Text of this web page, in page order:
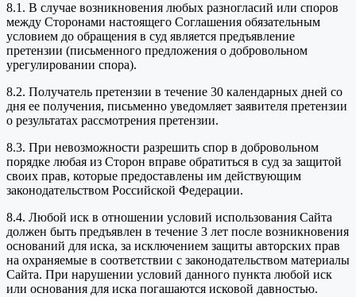
8.1. В случае возникновения любых разногласий или споров
между Сторонами настоящего Соглашения обязательным
условием до обращения в суд является предъявление
претензии (письменного предложения о добровольном
урегулировании спора).
8.2. Получатель претензии в течение 30 календарных дней со
дня ее получения, письменно уведомляет заявителя претензии
о результатах рассмотрения претензии.
8.3. При невозможности разрешить спор в добровольном
порядке любая из Сторон вправе обратиться в суд за защитой
своих прав, которые предоставлены им действующим
законодательством Российской Федерации.
8.4. Любой иск в отношении условий использования Сайта
должен быть предъявлен в течение 3 лет после возникновения
оснований для иска, за исключением защиты авторских прав
на охраняемые в соответствии с законодательством материалы
Сайта. При нарушении условий данного пункта любой иск
или основания для иска погашаются исковой давностью.